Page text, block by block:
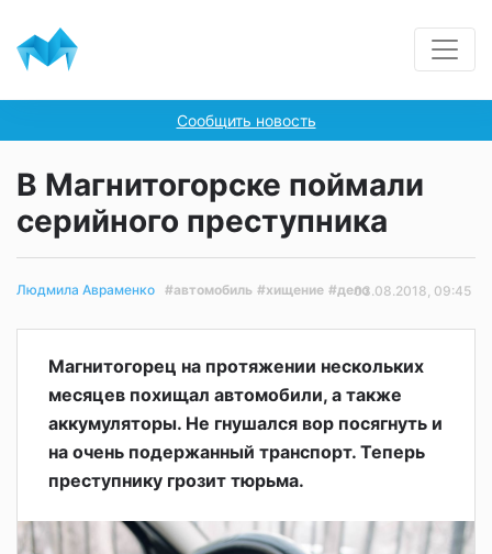
Сообщить новость
В Магнитогорске поймали
серийного преступника
Людмила Авраменко #автомобиль #хищение #дело03.08.2018, 09:45
Магнитогорец на протяжении нескольких
месяцев похищал автомобили, а также
аккумуляторы. Не гнушался вор посягнуть и
на очень подержанный транспорт. Теперь
преступнику грозит тюрьма.